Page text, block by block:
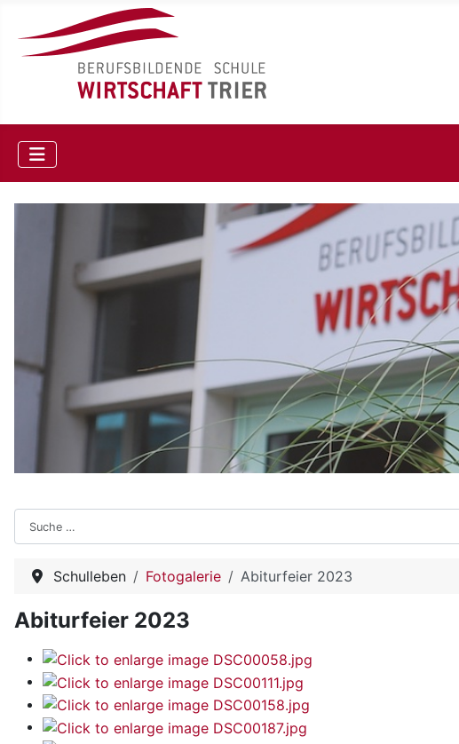
Suchen
Schulleben Fotogalerie Abiturfeier 2023
Abiturfeier 2023